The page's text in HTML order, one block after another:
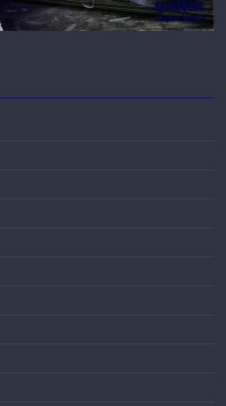
19 de November de 2021